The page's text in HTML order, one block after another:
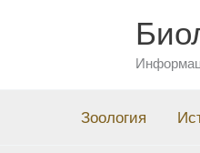
Зоология